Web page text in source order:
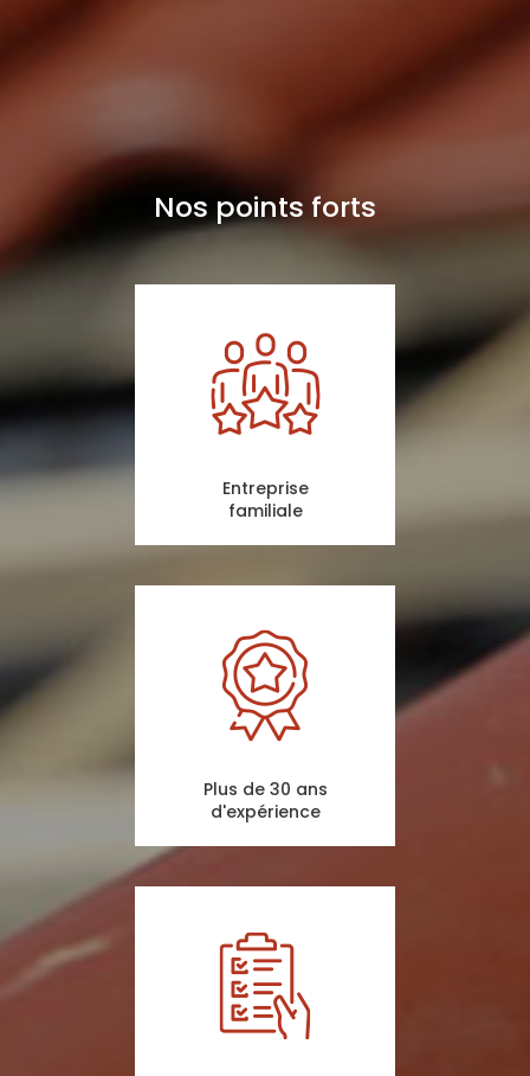
Nos points forts
Entreprise
familiale
Plus de 30 ans
d'expérience